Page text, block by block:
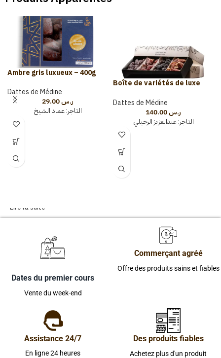
Ambre gris luxueux – 400g
Dattes de Médine
ر.س
التاجر:عماد الشيخ
Boîte de variétés de luxe
Dattes de Médine
ر.س
التاجر:عبدالعزيز الرحيلي
Lire la suite
Dates du premier cours
Vente du week-end
Commerçant agréé
Offre des produits sains et fiables
Assistance 24/7
En ligne 24 heures
Des produits fiables
Achetez plus d'un produit